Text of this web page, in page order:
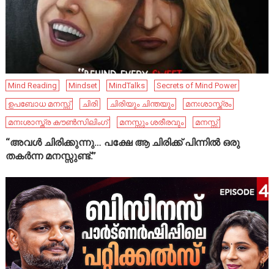
Mind Reading Mindset MindTalks
Secrets of Mind Power
ഉപബോധ മനസ്സ്
ചിരി ചിരിയും ചിന്തയും
മനഃശാസ്ത്രം
മനഃശാസ്ത്ര കൗൺസിലിംഗ്
മനസ്സും ശരീരവും മനസ്സ്
“അവൾ ചിരിക്കുന്നു… പക്ഷേ ആ ചിരിക്ക് പിന്നിൽ ഒരു
തകർന്ന മനസ്സുണ്ട്.”